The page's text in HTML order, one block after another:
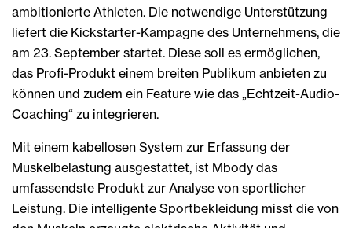
ambitionierte Athleten. Die notwendige Unterstützung
liefert die Kickstarter-Kampagne des Unternehmens, die
am 23. September startet. Diese soll es ermöglichen,
das Profi-Produkt einem breiten Publikum anbieten zu
können und zudem ein Feature wie das „Echtzeit-Audio-
Coaching“ zu integrieren.
Mit einem kabellosen System zur Erfassung der
Muskelbelastung ausgestattet, ist Mbody das
umfassendste Produkt zur Analyse von sportlicher
Leistung. Die intelligente Sportbekleidung misst die von